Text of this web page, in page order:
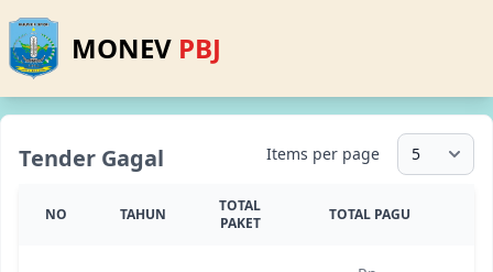
MONEV PBJ
Tender Gagal Items per page
NO TAHUN
TOTAL
PAKET
TOTAL PAGU